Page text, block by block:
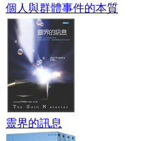
個人與群體事件的本質
靈界的訊息